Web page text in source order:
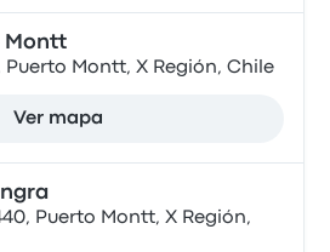
Montt
Puerto Montt, X Región, Chile
Ver mapa
Puerto Montt, X Región,